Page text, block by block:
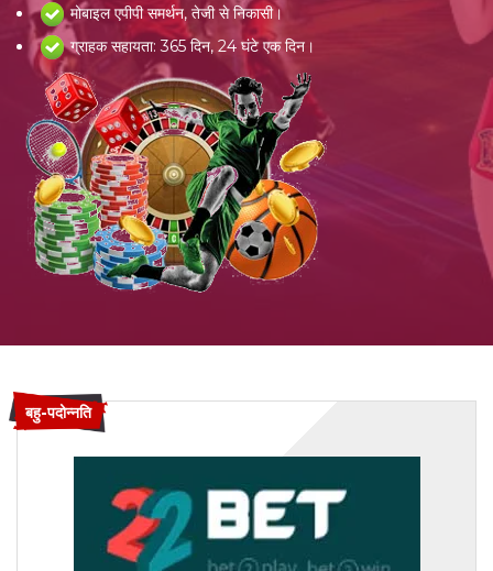
मोबाइल एपीपी समर्थन, तेजी से निकासी।
ग्राहक सहायता: 365 दिन, 24 घंटे एक दिन।
बहु-पदोन्नति